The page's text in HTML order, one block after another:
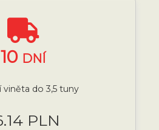
10 DNÍ
viněta do 3,5 tuny
PLN